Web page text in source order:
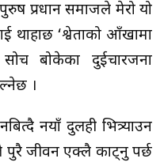
प्रधान समाजले मेरो यो
थाहाछ ‘श्वेताको आँखामा
बोकेका दुईचारजना
।
नयाँ दुलही भित्र्याउन
पुरै जीवन एक्लै काट्नु पर्छ